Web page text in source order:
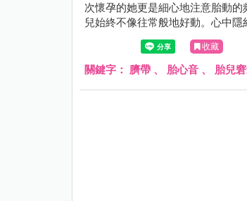
次懷孕的她更是細心地注意胎動
兒始終不像往常般地好動。心中隱
收藏
關鍵字： 臍帶 、 胎心音 、 胎兒